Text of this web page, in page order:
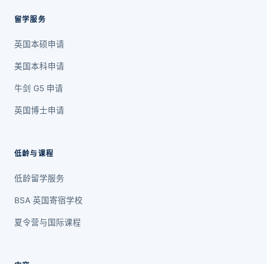
留学服务
英国本硕申请
美国本科申请
牛剑 G5 申请
英国博士申请
低龄与课程
低龄留学服务
BSA 英国寄宿学校
夏令营与国际课程